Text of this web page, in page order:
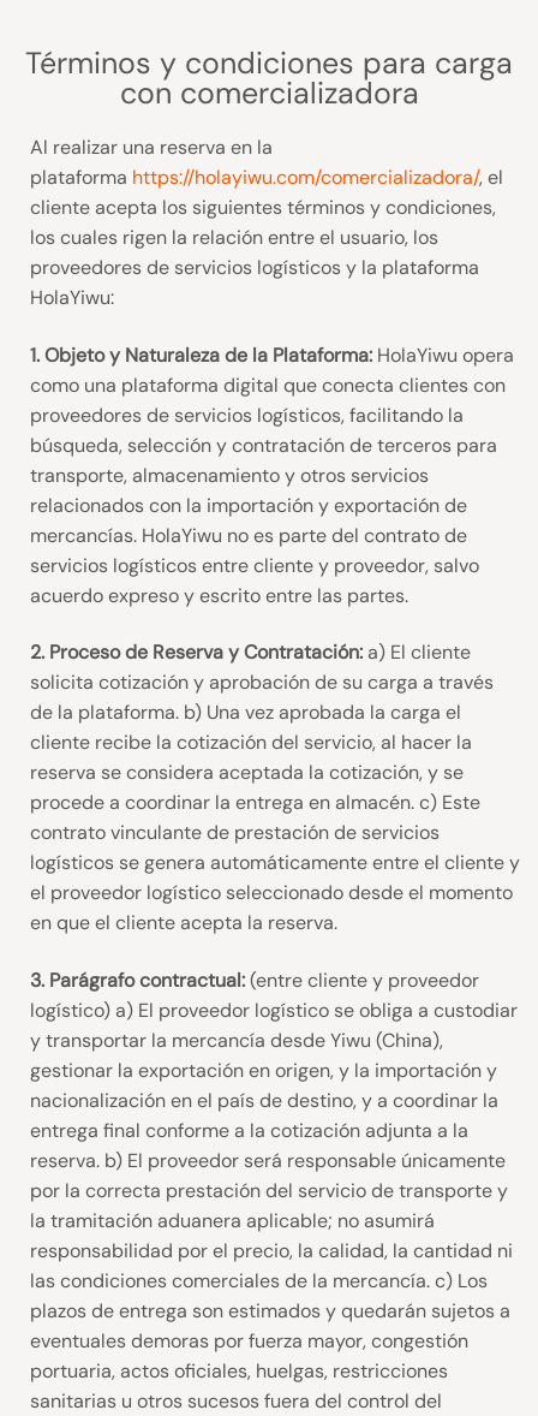
Términos y condiciones para carga
con comercializadora
Al realizar una reserva en la
plataforma https://holayiwu.com/comercializadora/, el
cliente acepta los siguientes términos y condiciones,
los cuales rigen la relación entre el usuario, los
proveedores de servicios logísticos y la plataforma
HolaYiwu:
1. Objeto y Naturaleza de la Plataforma: HolaYiwu opera
como una plataforma digital que conecta clientes con
proveedores de servicios logísticos, facilitando la
búsqueda, selección y contratación de terceros para
transporte, almacenamiento y otros servicios
relacionados con la importación y exportación de
mercancías. HolaYiwu no es parte del contrato de
servicios logísticos entre cliente y proveedor, salvo
acuerdo expreso y escrito entre las partes.
2. Proceso de Reserva y Contratación:a) El cliente
solicita cotización y aprobación de su carga a través
de la plataforma. b) Una vez aprobada la carga el
cliente recibe la cotización del servicio, al hacer la
reserva se considera aceptada la cotización, y se
procede a coordinar la entrega en almacén. c) Este
contrato vinculante de prestación de servicios
logísticos se genera automáticamente entre el cliente y
el proveedor logístico seleccionado desde el momento
en que el cliente acepta la reserva.
3. Parágrafo contractual:(entre cliente y proveedor
logístico) a) El proveedor logístico se obliga a custodiar
y transportar la mercancía desde Yiwu (China),
gestionar la exportación en origen, y la importación y
nacionalización en el país de destino, y a coordinar la
entrega final conforme a la cotización adjunta a la
reserva. b) El proveedor será responsable únicamente
por la correcta prestación del servicio de transporte y
la tramitación aduanera aplicable; no asumirá
responsabilidad por el precio, la calidad, la cantidad ni
las condiciones comerciales de la mercancía. c) Los
plazos de entrega son estimados y quedarán sujetos a
eventuales demoras por fuerza mayor, congestión
portuaria, actos oficiales, huelgas, restricciones
sanitarias u otros sucesos fuera del control del